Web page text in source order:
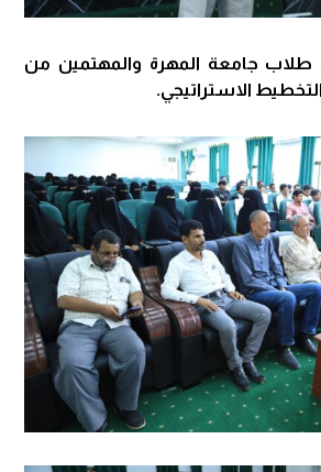
جامعة المهرة والمهتمين من
الاستراتيجي.